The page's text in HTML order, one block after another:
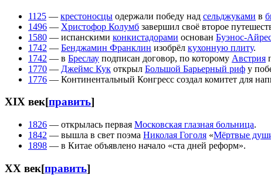
1125 — крестоносцы одержали победу над сельджуками в
1496 — Христофор Колумб завершил своё второе
1580 — испанскими конкистадорами основан Буэнос-
1742 — Бенджамин Франклин изобрёл кухонную плиту.
1742 — в Бреслау подписан договор, по которому Австрия
1770 — Джеймс Кук открыл Большой Барьерный риф у
1776 — Континентальный Конгресс создал комитет для
XIX век[править]
1826 — открылась первая Московская глазная больница.
1842 — вышла в свет поэма Николая Гоголя «Мёртвые
1898 — в Китае объявлено начало «ста дней реформ».
XX век[править]